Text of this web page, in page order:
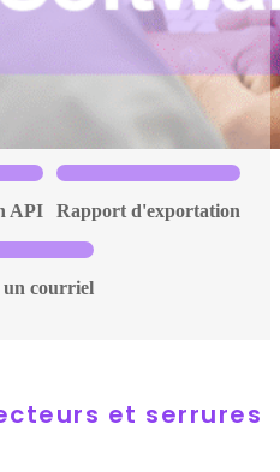
API Rapport d'exportation
courriel
et serrures